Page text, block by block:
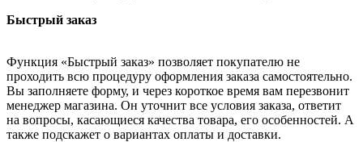
Быстрый заказ
Функция «Быстрый заказ» позволяет покупателю не
проходить всю процедуру оформления заказа самостоятельно.
Вы заполняете форму, и через короткое время вам перезвонит
менеджер магазина. Он уточнит все условия заказа, ответит
на вопросы, касающиеся качества товара, его особенностей. А
также подскажет о вариантах оплаты и доставки.